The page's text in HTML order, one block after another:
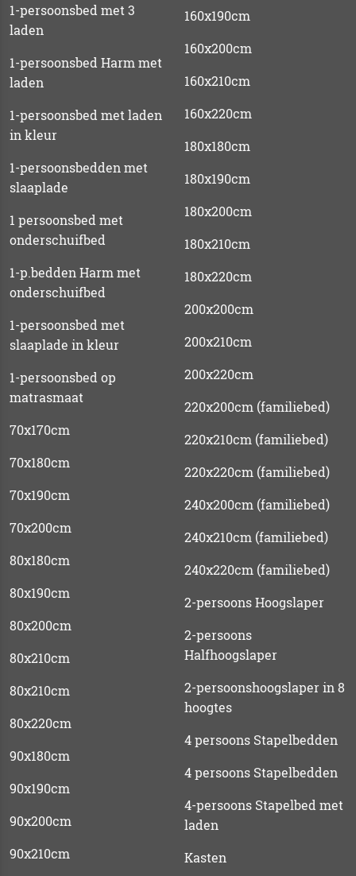
1-persoonsbed met 3
laden
1-persoonsbed Harm met
laden
1-persoonsbed met laden
in kleur
1-persoonsbedden met
slaaplade
1 persoonsbed met
onderschuifbed
1-p.bedden Harm met
onderschuifbed
1-persoonsbed met
slaaplade in kleur
1-persoonsbed op
matrasmaat
70x170cm
70x180cm
70x190cm
70x200cm
80x180cm
80x190cm
80x200cm
80x210cm
80x210cm
80x220cm
90x180cm
90x190cm
90x200cm
90x210cm
160x190cm
160x200cm
160x210cm
160x220cm
180x180cm
180x190cm
180x200cm
180x210cm
180x220cm
200x200cm
200x210cm
200x220cm
220x200cm (familiebed)
220x210cm (familiebed)
220x220cm (familiebed)
240x200cm (familiebed)
240x210cm (familiebed)
240x220cm (familiebed)
2-persoons Hoogslaper
2-persoons
Halfhoogslaper
2-persoonshoogslaper in 8
hoogtes
4 persoons Stapelbedden
4 persoons Stapelbedden
4-persoons Stapelbed met
laden
Kasten